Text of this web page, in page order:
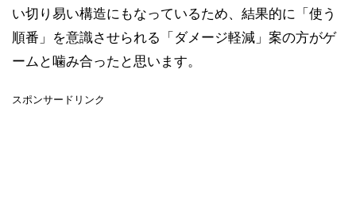
い切り易い構造にもなっているため、結果的に「使う
順番」を意識させられる「ダメージ軽減」案の方がゲ
ームと噛み合ったと思います。
スポンサードリンク